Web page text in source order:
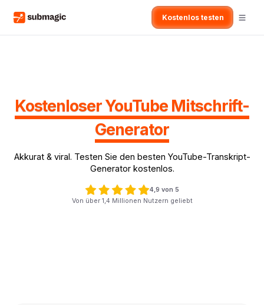
Kostenlos testen
Kostenloser YouTube Mitschrift-
Generator
Akkurat & viral. Testen Sie den besten YouTube-Transkript-
Generator kostenlos.
4,9 von 5
Von über 1,4 Millionen Nutzern geliebt